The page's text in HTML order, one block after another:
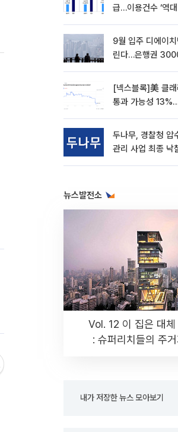
급…이용건수 ‘역대
9월 입주 디에이
린다…은행권
[넥스블록]美 클
통과 가능성
두나무, 경찰청 압
관리 사업 최종 낙
뉴스발전소
Vol. 12 이 집은 대
: 슈퍼리치들의 주
내가 저장한 뉴스 모아보기